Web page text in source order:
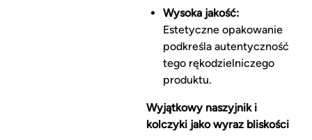
Wysoka jakość:
Estetyczne opakowanie
podkreśla autentyczność
tego rękodzielniczego
produktu.
Wyjątkowy naszyjnik i
kolczyki jako wyraz bliskości